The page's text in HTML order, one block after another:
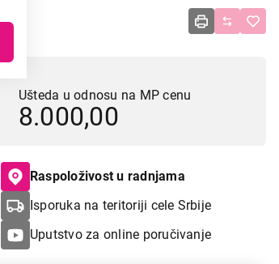
Ušteda u odnosu na MP cenu
8.000,00
Raspoloživost u radnjama
Isporuka na teritoriji cele Srbije
Uputstvo za online poručivanje